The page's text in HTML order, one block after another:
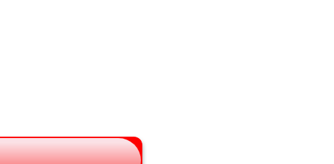
愛知県
沖縄県